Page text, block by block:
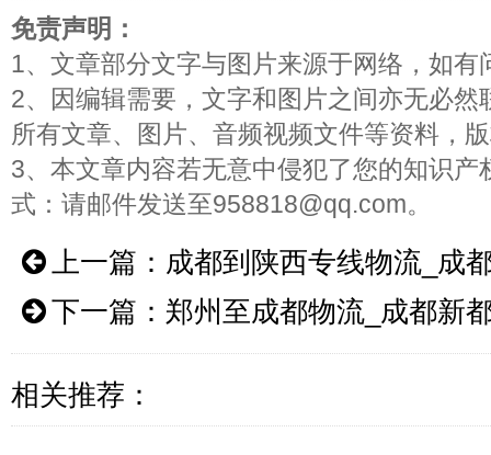
免责声明：
1、文章部分文字与图片来源于网络，如有
2、因编辑需要，文字和图片之间亦无必
所有文章、图片、音频视频文件等资料，
3、本文章内容若无意中侵犯了您的知识
式：请邮件发送至958818@qq.com。
上一篇： 成都到陕西专线物流_成
下一篇： 郑州至成都物流_成都新
相关推荐：